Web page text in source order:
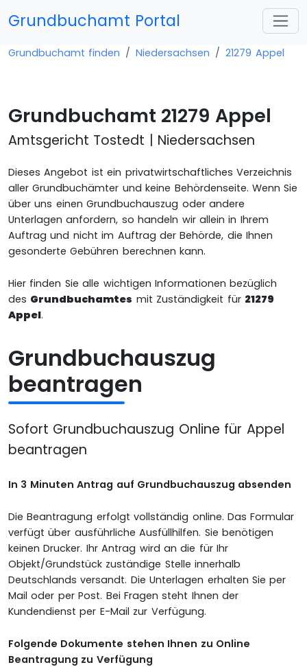
Grundbuchamt Portal
Grundbuchamt finden Niedersachsen 21279 Appel
Grundbuchamt 21279 Appel
Amtsgericht Tostedt | Niedersachsen
Dieses Angebot ist ein privatwirtschaftliches Verzeichnis
aller Grundbuchämter und keine Behördenseite. Wenn Sie
über uns einen Grundbuchauszug oder andere
Unterlagen anfordern, so handeln wir allein in Ihrem
Auftrag und nicht im Auftrag der Behörde, die Ihnen
gesonderte Gebühren berechnen kann.
Hier finden Sie alle wichtigen Informationen bezüglich
des Grundbuchamtes mit Zuständigkeit für 21279
Appel.
Grundbuchauszug
beantragen
Sofort Grundbuchauszug Online für Appel
beantragen
In 3 Minuten Antrag auf Grundbuchauszug absenden
Die Beantragung erfolgt vollständig online. Das Formular
verfügt über ausführliche Ausfüllhilfen. Sie benötigen
keinen Drucker. Ihr Antrag wird an die für Ihr
Objekt/Grundstück zuständige Stelle innerhalb
Deutschlands versandt. Die Unterlagen erhalten Sie per
Mail oder per Post. Bei Fragen steht Ihnen der
Kundendienst per E-Mail zur Verfügung.
Folgende Dokumente stehen Ihnen zu Online
Beantragung zu Verfügung